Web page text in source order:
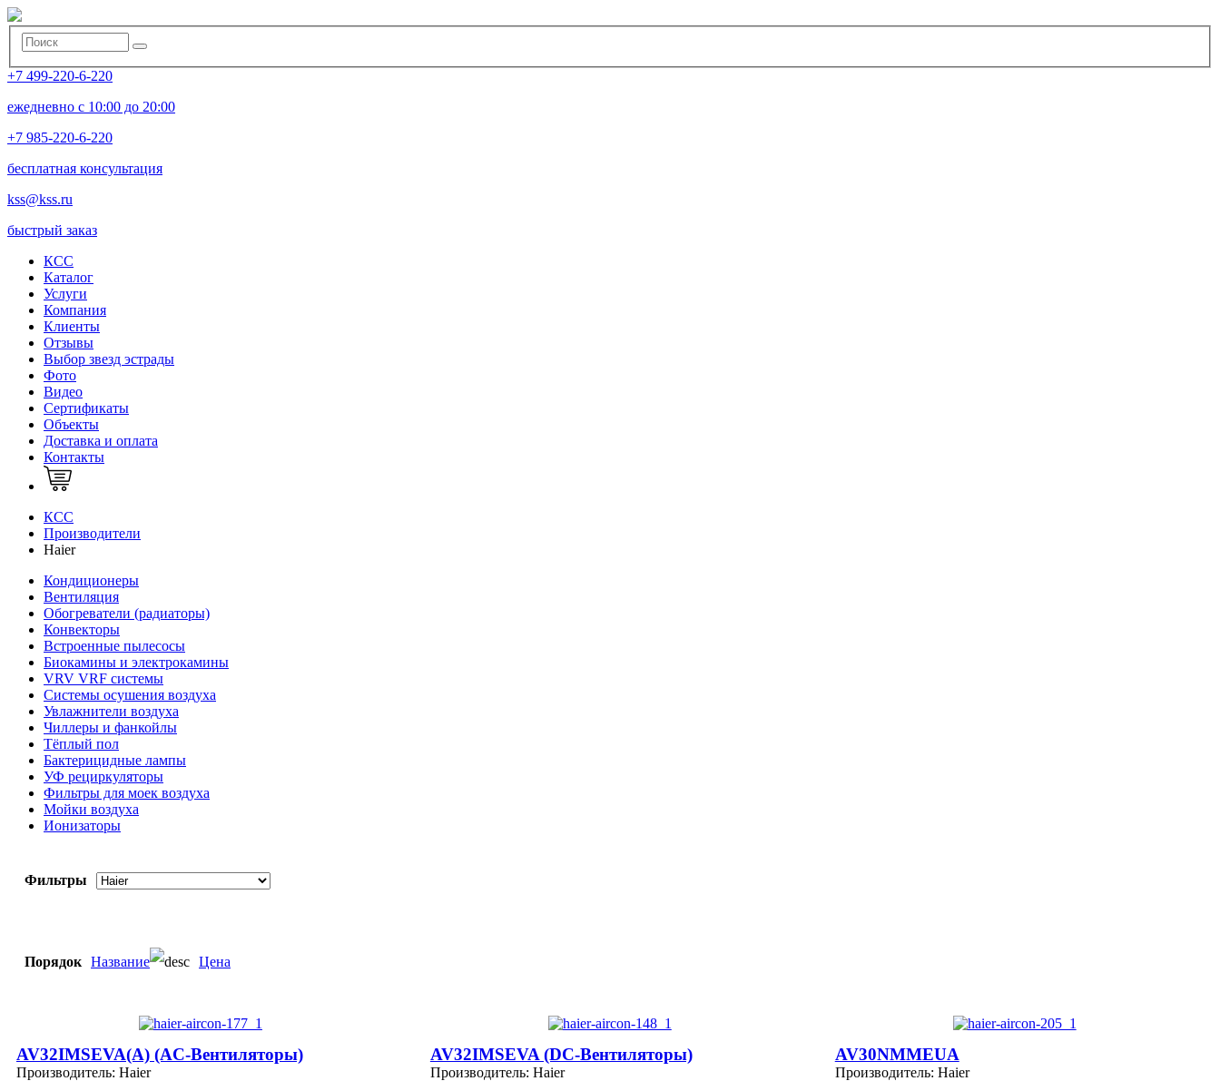
+7 499-220-6-220
ежедневно с 10:00 до 20:00
+7 985-220-6-220
бесплатная консультация
kss@kss.ru
быстрый заказ
КСС
Каталог
Услуги
Компания
Клиенты
Oтзывы
Выбор звезд эстрады
Фото
Видео
Сертификаты
Объекты
Доставка и оплата
Контакты
КСС
Производители
Haier
Кондиционеры
Вентиляция
Обогреватели (радиаторы)
Конвекторы
Встроенные пылесосы
Биокамины и электрокамины
VRV VRF системы
Системы осушения воздуха
Увлажнители воздуха
Чиллеры и фанкойлы
Тёплый пол
Бактерицидные лампы
УФ рециркуляторы
Фильтры для моек воздуха
Мойки воздуха
Ионизаторы
Фильтры
Порядок Название Цена
AV32IMSEVA(A) (AC-Вентиляторы)
Производитель: Haier
AV32IMSEVA (DC-Вентиляторы)
Производитель: Haier
AV30NMMEUA
Производитель: Haier